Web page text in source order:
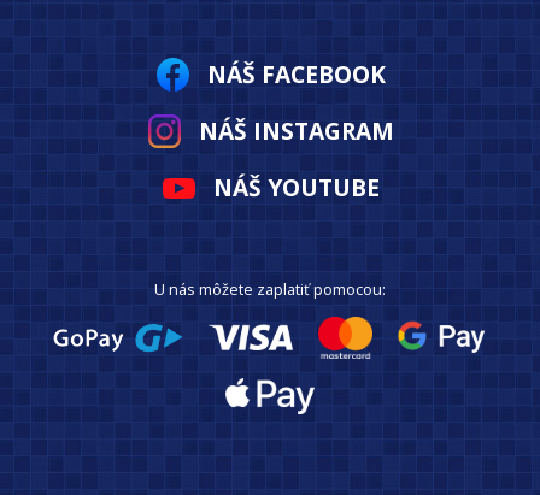
NÁŠ FACEBOOK
NÁŠ INSTAGRAM
NÁŠ YOUTUBE
U nás môžete zaplatiť pomocou: